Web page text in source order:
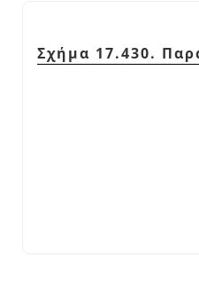
Σχήμα 17.430.